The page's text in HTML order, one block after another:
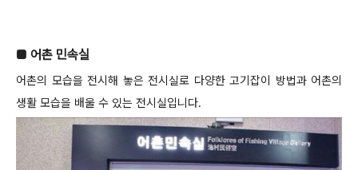
■ 어촌 민속실
어촌의 모습을 전시해 놓은 전시실로 다양한 고기잡이 방법과 어촌의
생활 모습을 배울 수 있는 전시실입니다.